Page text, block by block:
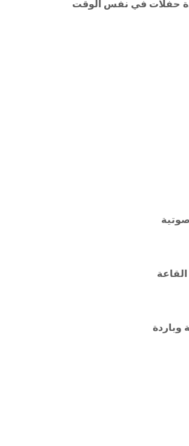
عدة حفلات في نفس الوقت